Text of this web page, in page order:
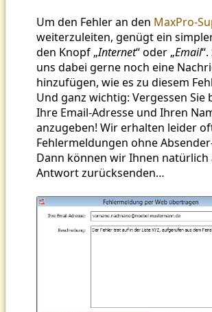
Um den Fehler an den MaxPro-
weiterzuleiten, genügt ein
den Knopf „Internet“ oder „Email
uns dabei gerne noch eine
hinzufügen, wie es zu diesem
Und ganz wichtig: Vergessen Sie
Ihre Email-Adresse und Ihren
anzugeben! Wir erhalten leider
Fehlermeldungen ohne
Dann können wir Ihnen natürlich
Antwort zurücksenden…